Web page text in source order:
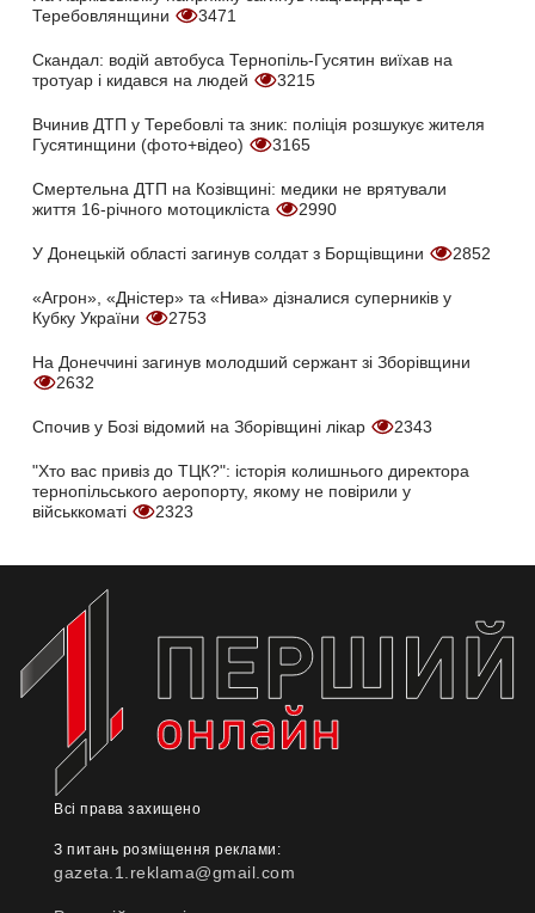
Теребовлянщини
3471
Скандал: водій автобуса Тернопіль-Гусятин виїхав на
тротуар і кидався на людей
3215
Вчинив ДТП у Теребовлі та зник: поліція розшукує жителя
Гусятинщини (фото+відео)
3165
Смертельна ДТП на Козівщині: медики не врятували
життя 16-річного мотоцикліста
2990
У Донецькій області загинув солдат з Борщівщини 2852
«Агрон», «Дністер» та «Нива» дізналися суперників у
Кубку України
2753
На Донеччині загинув молодший сержант зі Зборівщини
2632
Спочив у Бозі відомий на Зборівщині лікар 2343
"Хто вас привіз до ТЦК?": історія колишнього директора
тернопільського аеропорту, якому не повірили у
військкоматі
2323
Всі права захищено
З питань розміщення реклами:
gazeta.1.reklama@gmail.com